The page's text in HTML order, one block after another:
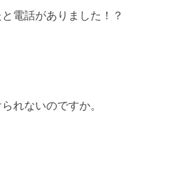
電話がありました！？
れないのですか。